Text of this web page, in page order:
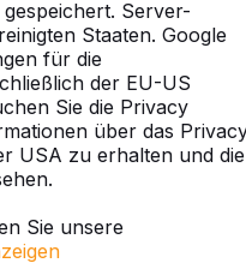
Server-
Staaten. Google
für die
der EU-US
Sie die Privacy
über das
USA zu erhalten und die
Sie unsere